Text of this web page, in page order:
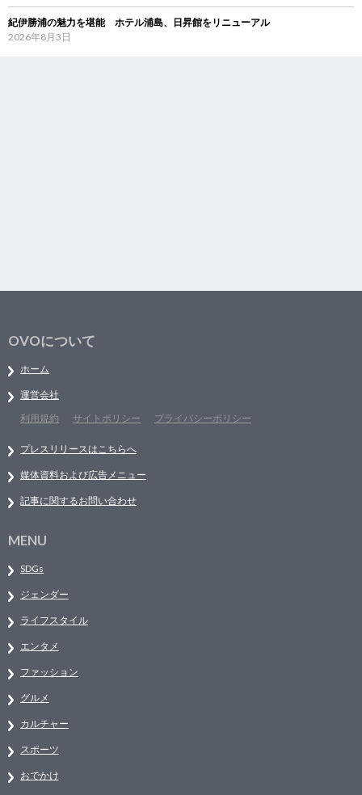
紀伊勝浦の魅力を堪能 ホテル浦島、日昇館をリニューアル
2026年8月3日
OVOについて
ホーム
運営会社
利用規約
サイトポリシー プライバシーポリシー
プレスリリースはこちらへ
媒体資料および広告メニュー
記事に関するお問い合わせ
MENU
SDGs
ジェンダー
ライフスタイル
エンタメ
ファッション
グルメ
カルチャー
スポーツ
おでかけ